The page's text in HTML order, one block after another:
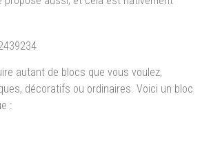
autant de blocs que vous voulez,
décoratifs ou ordinaires. Voici un bloc
: